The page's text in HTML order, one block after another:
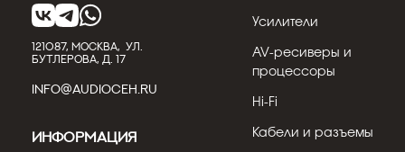
121087, МОСКВА, УЛ.
БУТЛЕРОВА, Д. 17
INFO@AUDIOCEH.RU
Усилители
AV-ресиверы и
процессоры
Hi-Fi
Кабели и разъемы
Информация